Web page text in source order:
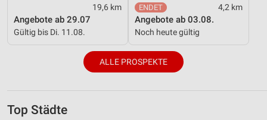
19,6 km
Angebote ab 29.07
Gültig bis Di. 11.08.
4,2 km
Angebote ab 03.08.
Noch heute gültig
ALLE PROSPEKTE
Top Städte